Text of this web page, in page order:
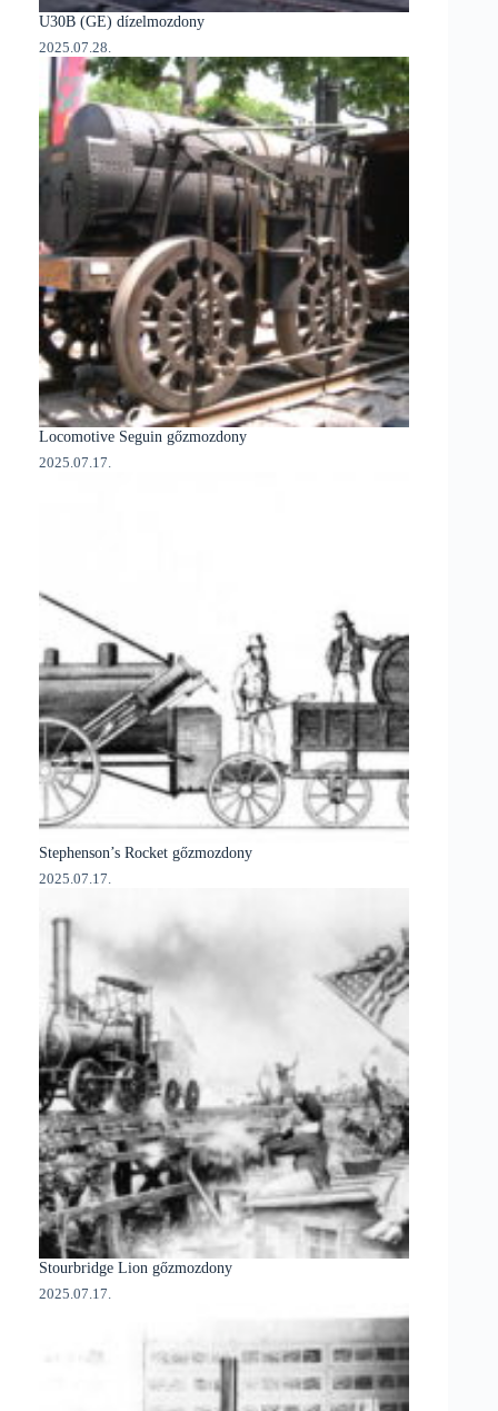
U30B (GE) dízelmozdony
2025.07.28.
Locomotive Seguin gőzmozdony
2025.07.17.
Stephenson’s Rocket gőzmozdony
2025.07.17.
Stourbridge Lion gőzmozdony
2025.07.17.